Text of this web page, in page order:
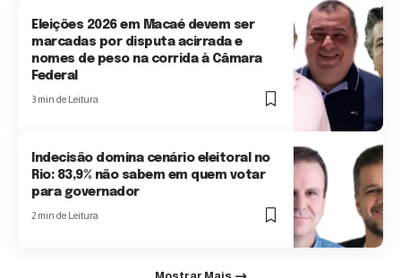
Eleições 2026 em Macaé devem ser
marcadas por disputa acirrada e
nomes de peso na corrida à Câmara
Federal
3 min de Leitura
Indecisão domina cenário eleitoral no
Rio: 83,9% não sabem em quem votar
para governador
2 min de Leitura